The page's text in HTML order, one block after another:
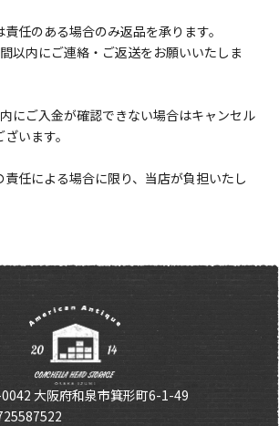
任のある場合のみ返品を承ります。
以内にご連絡・ご返送をお願いいたしま
にご入金が確認できない場合はキャンセル
います。
責任による場合に限り、当店が負担いたし
大阪府和泉市箕形町6-1-49